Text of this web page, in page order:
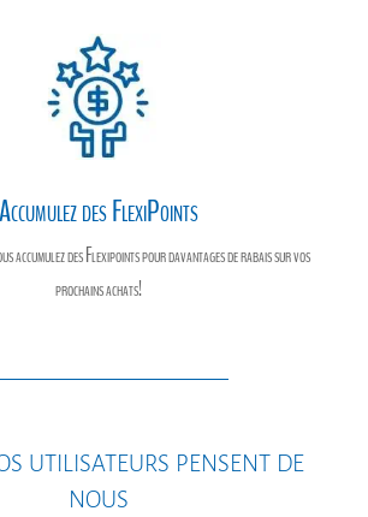
Accumulez des FlexiPoints
accumulez des Flexipoints pour davantages de rabais sur vos
prochains achats!
utilisateurs pensent de
nous